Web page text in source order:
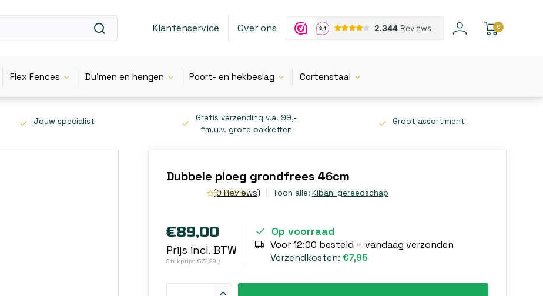
Klantenservice Over ons 0
Flex Fences Duimen en hengen Poort- en hekbeslag Cortenstaal
Jouw specialist
Gratis verzending v.a. 99,-
*m.u.v. grote pakketten
Groot assortiment
Dubbele ploeg grondfrees 46cm
(0 Reviews) Toon alle: Kibani gereedschap
€89,00
Prijs incl. BTW
Stukprijs: €72,99 /
Op voorraad
Voor 12:00 besteld = vandaag verzonden
Verzendkosten: €7,95